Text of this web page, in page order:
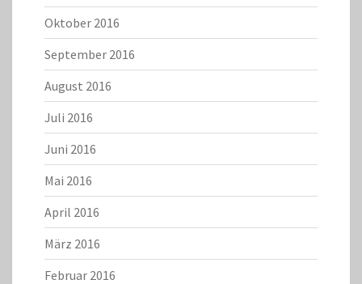
Oktober 2016
September 2016
August 2016
Juli 2016
Juni 2016
Mai 2016
April 2016
März 2016
Februar 2016